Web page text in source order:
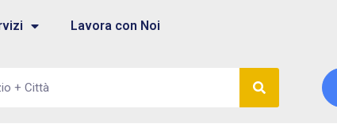
Lavora con Noi